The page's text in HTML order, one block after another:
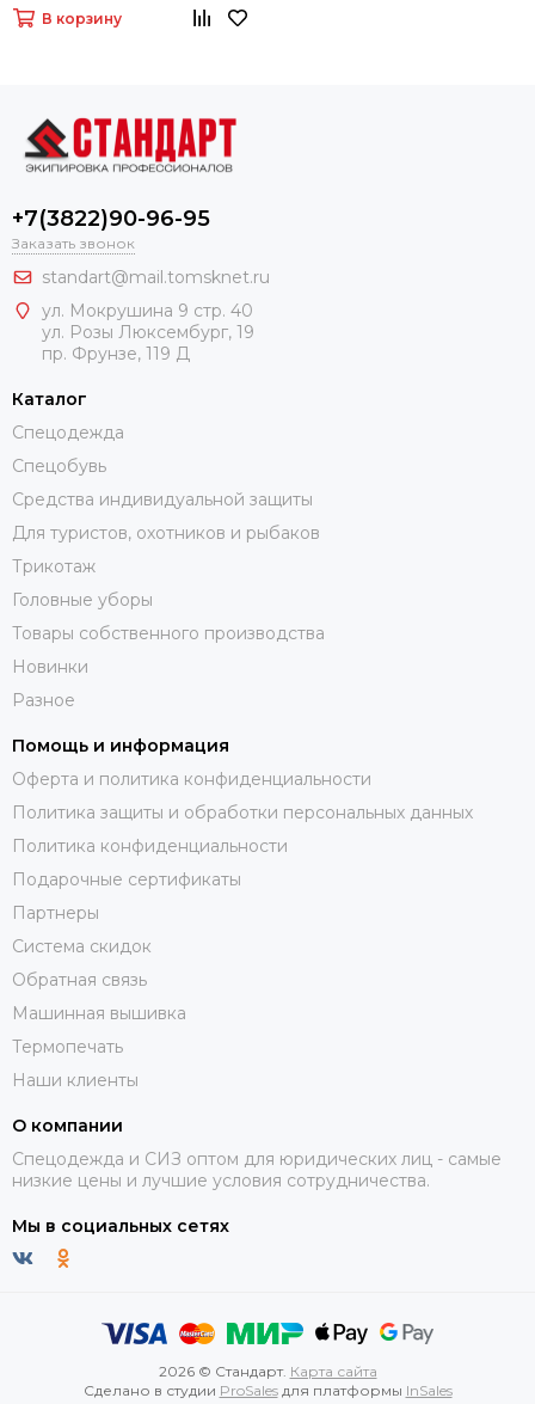
В корзину
+7(3822)90-96-95
Заказать звонок
standart@mail.tomsknet.ru
ул. Мокрушина 9 стр. 40
ул. Розы Люксембург, 19
пр. Фрунзе, 119 Д
Каталог
Спецодежда
Спецобувь
Средства индивидуальной защиты
Для туристов, охотников и рыбаков
Трикотаж
Головные уборы
Товары собственного производства
Новинки
Разное
Помощь и информация
Оферта и политика конфиденциальности
Политика защиты и обработки персональных данных
Политика конфиденциальности
Подарочные сертификаты
Партнеры
Система скидок
Обратная связь
Машинная вышивка
Термопечать
Наши клиенты
О компании
Спецодежда и СИЗ оптом для юридических лиц - самые
низкие цены и лучшие условия сотрудничества.
Мы в социальных сетях
2026 © Стандарт. Карта сайта
Сделано в студии ProSalesдля платформы InSales